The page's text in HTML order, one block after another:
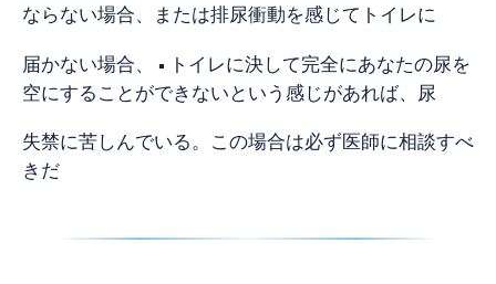
ならない場合、または排尿衝動を感じてトイレに
届かない場合、 • トイレに決して完全にあなたの尿を
空にすることができないという感じがあれば、尿
失禁に苦しんでいる。この場合は必ず医師に相談すべ
きだ